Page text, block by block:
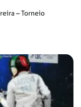
– Torneio